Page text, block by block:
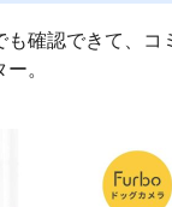
確認できて、コ
。